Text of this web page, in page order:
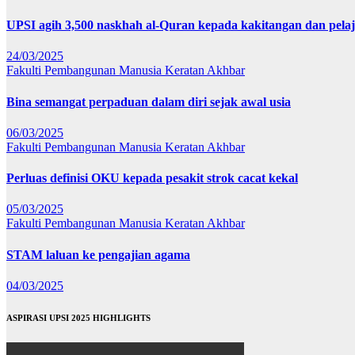
UPSI agih 3,500 naskhah al-Quran kepada kakitangan dan
24/03/2025
Fakulti Pembangunan Manusia Keratan Akhbar
Bina semangat perpaduan dalam diri sejak awal usia
06/03/2025
Fakulti Pembangunan Manusia Keratan Akhbar
Perluas definisi OKU kepada pesakit strok cacat kekal
05/03/2025
Fakulti Pembangunan Manusia Keratan Akhbar
STAM laluan ke pengajian agama
04/03/2025
ASPIRASI UPSI 2025 HIGHLIGHTS